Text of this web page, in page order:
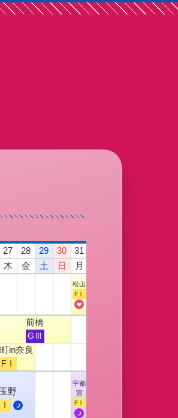
27 28 29 30
31
木 金 土 日 月
松山
FⅠ
前橋
GⅢ
in奈良
FⅠ
玉野
宇都
宮
FⅠ